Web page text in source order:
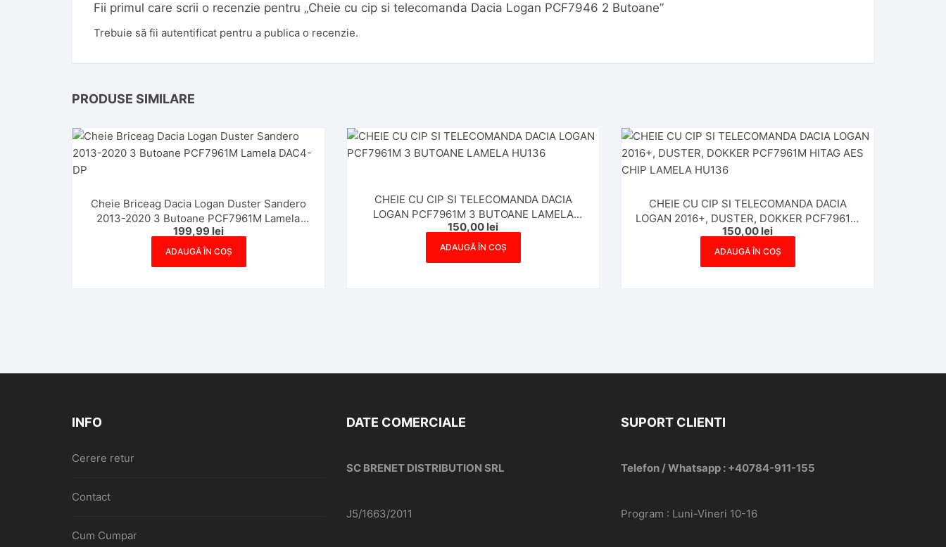
Fii primul care scrii o recenzie pentru „Cheie cu cip si telecomanda Dacia Logan PCF7946 2 Butoane”
Trebuie să fii autentificat pentru a publica o recenzie.
PRODUSE SIMILARE
Cheie Briceag Dacia Logan Duster Sandero
2013-2020 3 Butoane PCF7961M Lamela
DAC4-DP
199,99 lei
ADAUGĂ ÎN COȘ
CHEIE CU CIP SI TELECOMANDA DACIA
LOGAN PCF7961M 3 BUTOANE LAMELA
HU136
150,00 lei
ADAUGĂ ÎN COȘ
CHEIE CU CIP SI TELECOMANDA DACIA
LOGAN 2016+, DUSTER, DOKKER PCF7961M
HITAG AES CHIP LAMELA HU136
150,00 lei
ADAUGĂ ÎN COȘ
INFO
Cerere retur
Contact
Cum Cumpar
DATE COMERCIALE
SC BRENET DISTRIBUTION SRL
J5/1663/2011
SUPORT CLIENTI
Telefon / Whatsapp : +40784-911-155
Program : Luni-Vineri 10-16